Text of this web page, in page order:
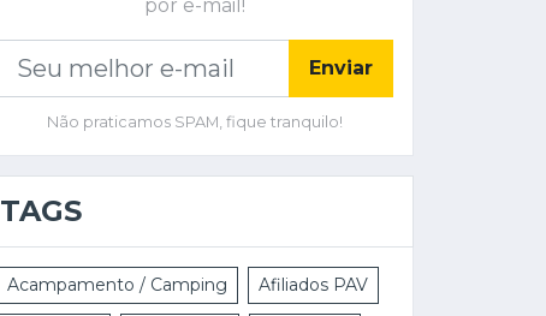
por e-mail!
Enviar
Não praticamos SPAM, fique tranquilo!
TAGS
Acampamento / Camping Afiliados PAV